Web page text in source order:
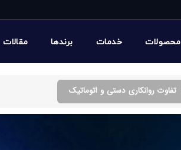
محصولات خدمات برندها مقالات
تفاوت روانکاری دستی و اتوماتیک